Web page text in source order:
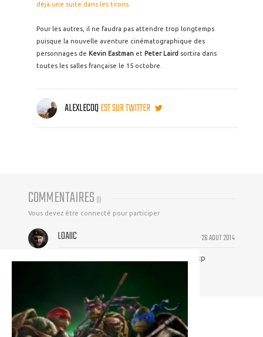
déjà une suite dans les tiroirs
Pour les autres, il ne faudra pas attendre trop longtemps
puisque la nouvelle aventure cinématographique des
personnages de Kevin Eastman et Peter Laird sortira dans
toutes les salles française le 15 octobre.
ALEXLECOQEST SUR TWITTER
COMMENTAIRES (1)
Vous devez être connecté pour participer
26 AOUT 2014
LOAIIC
Il sera dispo en DVD RIP avant cette date :p